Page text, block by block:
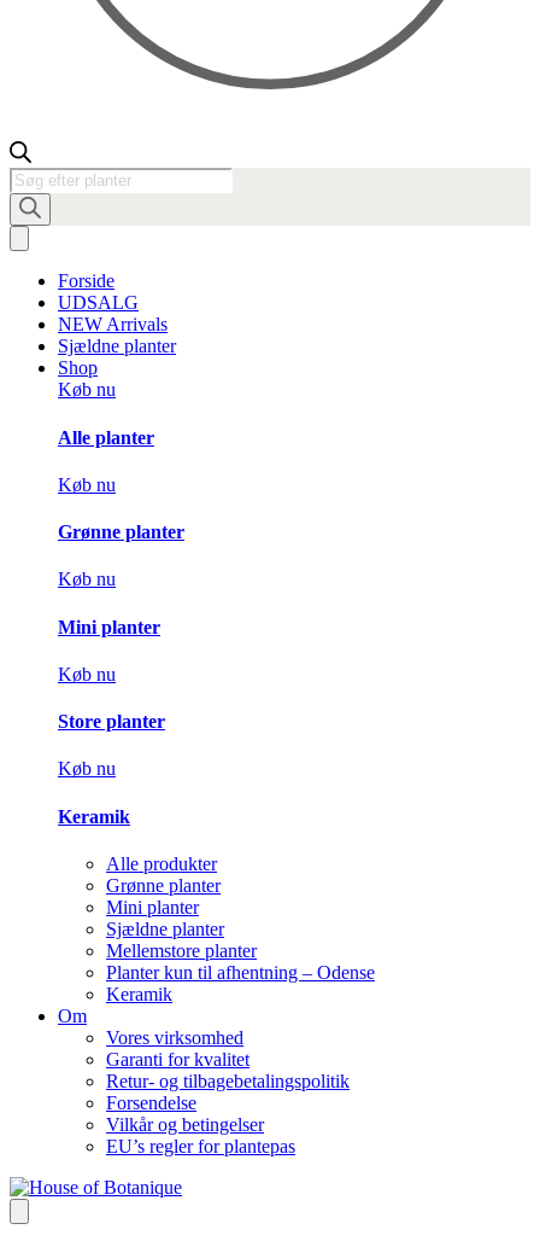
Products
search
Forside
UDSALG
NEW Arrivals
Sjældne planter
Shop
Køb nu
Alle planter
Køb nu
Grønne planter
Køb nu
Mini planter
Køb nu
Store planter
Køb nu
Keramik
Alle produkter
Grønne planter
Mini planter
Sjældne planter
Mellemstore planter
Planter kun til afhentning – Odense
Keramik
Om
Vores virksomhed
Garanti for kvalitet
Retur- og tilbagebetalingspolitik
Forsendelse
Vilkår og betingelser
EU’s regler for plantepas